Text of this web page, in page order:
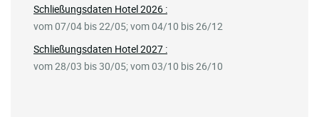
Schließungsdaten Hotel 2026 :
vom 07/04 bis 22/05; vom 04/10 bis 26/12
Schließungsdaten Hotel 2027 :
vom 28/03 bis 30/05; vom 03/10 bis 26/10